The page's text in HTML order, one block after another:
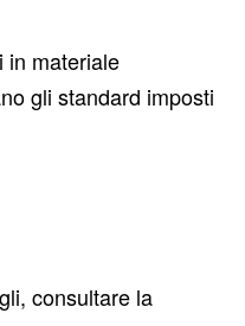
in materiale
gli standard imposti
consultare la